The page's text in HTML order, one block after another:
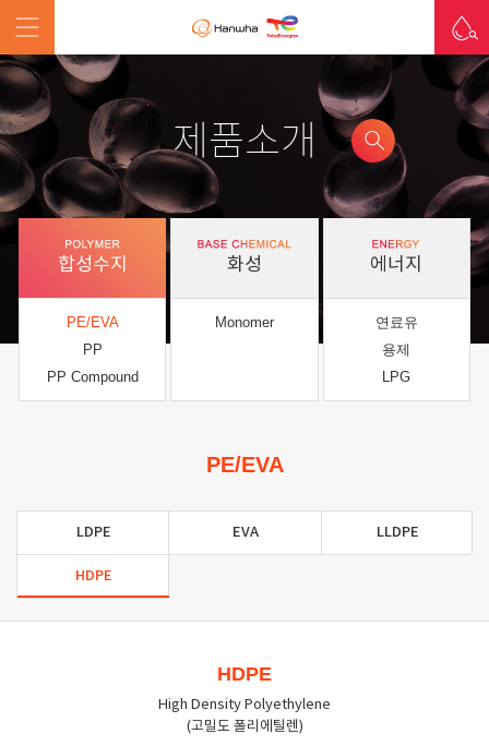
제품소개
합성수지
PE/EVA
PP
PP Compound
화성
Monomer
에너지
연료유
용제
LPG
PE/EVA
LDPE EVA LLDPE
HDPE
HDPE
High Density Polyethylene
(고밀도 폴리에틸렌)